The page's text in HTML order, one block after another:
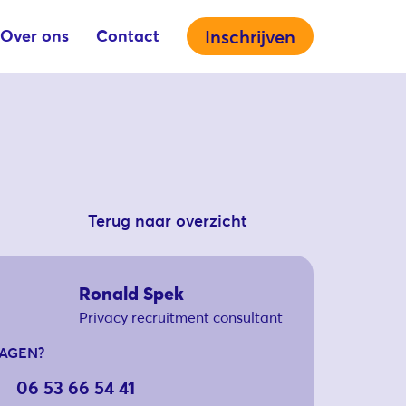
Over ons Contact Inschrijven
Terug naar overzicht
Ronald Spek
Privacy recruitment consultant
06 53 66 54 41